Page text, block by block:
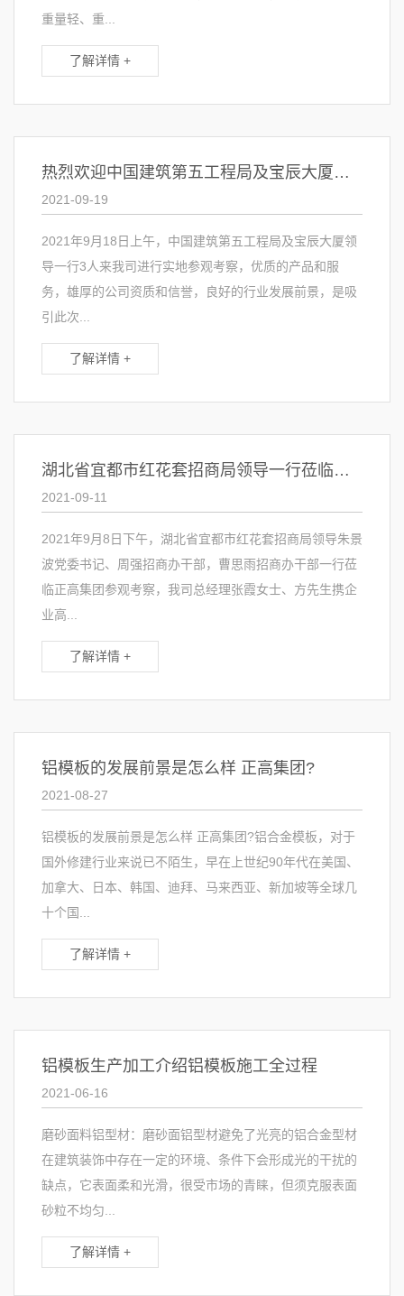
重量轻、重...
了解详情 +
热烈欢迎中国建筑第五工程局及宝辰大厦领导一行莅临我司考察
2021-09-19
2021年9月18日上午，中国建筑第五工程局及宝辰大厦领
导一行3人来我司进行实地参观考察，优质的产品和服
务，雄厚的公司资质和信誉，良好的行业发展前景，是吸
引此次...
了解详情 +
湖北省宜都市红花套招商局领导一行莅临我司考察
2021-09-11
2021年9月8日下午，湖北省宜都市红花套招商局领导朱景
波党委书记、周强招商办干部，曹思雨招商办干部一行莅
临正高集团参观考察，我司总经理张霞女士、方先生携企
业高...
了解详情 +
铝模板的发展前景是怎么样 正高集团?
2021-08-27
铝模板的发展前景是怎么样 正高集团?铝合金模板，对于
国外修建行业来说已不陌生，早在上世纪90年代在美国、
加拿大、日本、韩国、迪拜、马来西亚、新加坡等全球几
十个国...
了解详情 +
铝模板生产加工介绍铝模板施工全过程
2021-06-16
磨砂面料铝型材：磨砂面铝型材避免了光亮的铝合金型材
在建筑装饰中存在一定的环境、条件下会形成光的干扰的
缺点，它表面柔和光滑，很受市场的青睐，但须克服表面
砂粒不均匀...
了解详情 +